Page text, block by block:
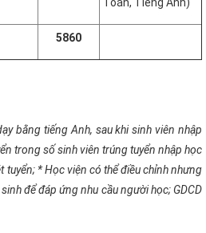
5860
bằng tiếng Anh, sau khi sinh viên nhập
trong số sinh viên trúng tuyển nhập học
tuyển; * Học viện có thể điều chỉnh nhưng
để đáp ứng nhu cầu người học; GDCD